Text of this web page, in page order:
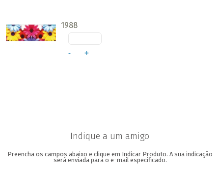
1988
+
-
Indique a um amigo
Preencha os campos abaixo e clique em Indicar Produto. A sua indicação
será enviada para o e-mail especificado.